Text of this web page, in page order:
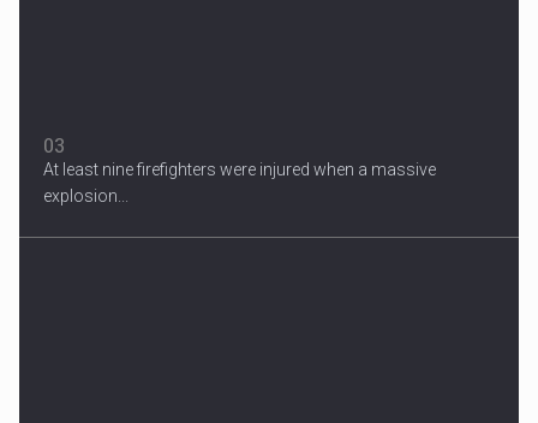
03
At least nine firefighters were injured when a massive
explosion...